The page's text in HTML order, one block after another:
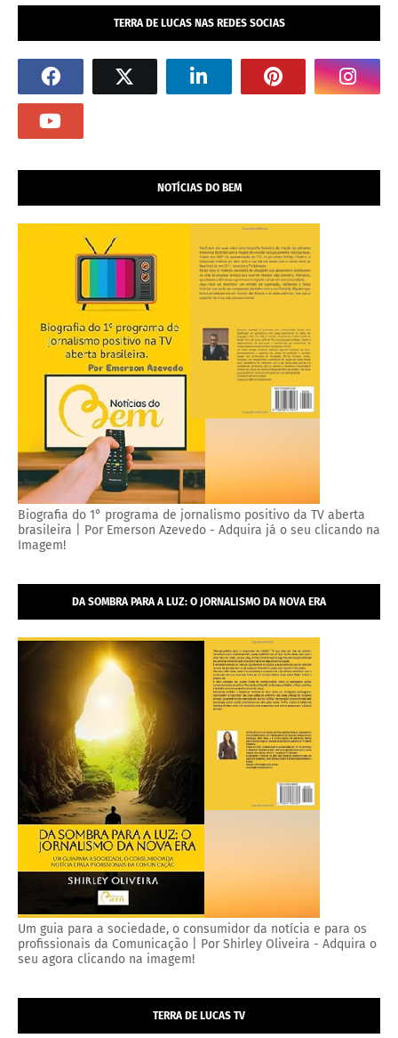
TERRA DE LUCAS NAS REDES SOCIAS
NOTÍCIAS DO BEM
Biografia do 1° programa de jornalismo positivo da TV aberta
brasileira | Por Emerson Azevedo - Adquira já o seu clicando na
Imagem!
DA SOMBRA PARA A LUZ: O JORNALISMO DA NOVA ERA
Um guia para a sociedade, o consumidor da notícia e para os
profissionais da Comunicação | Por Shirley Oliveira - Adquira o
seu agora clicando na imagem!
TERRA DE LUCAS TV